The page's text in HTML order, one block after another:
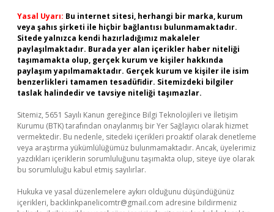
Yasal Uyarı: Bu internet sitesi, herhangi bir marka, kurum
veya şahıs şirketi ile hiçbir bağlantısı bulunmamaktadır.
Sitede yalnızca kendi hazırladığımız makaleler
paylaşılmaktadır. Burada yer alan içerikler haber niteliği
taşımamakta olup, gerçek kurum ve kişiler hakkında
paylaşım yapılmamaktadır. Gerçek kurum ve kişiler ile isim
benzerlikleri tamamen tesadüfidir. Sitemizdeki bilgiler
taslak halindedir ve tavsiye niteliği taşımazlar.
Sitemiz, 5651 Sayılı Kanun gereğince Bilgi Teknolojileri ve İletişim
Kurumu (BTK) tarafından onaylanmış bir Yer Sağlayıcı olarak hizmet
vermektedir. Bu nedenle, sitedeki içerikleri proaktif olarak denetleme
veya araştırma yükümlülüğümüz bulunmamaktadır. Ancak, üyelerimiz
yazdıkları içeriklerin sorumluluğunu taşımakta olup, siteye üye olarak
bu sorumluluğu kabul etmiş sayılırlar.
Hukuka ve yasal düzenlemelere aykırı olduğunu düşündüğünüz
içerikleri, backlinkpanelicomtr@gmail.com adresine bildirmeniz